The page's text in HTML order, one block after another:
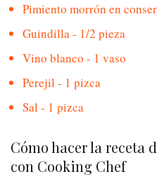
Pimiento morrón en
Guindilla - 1/2 pieza
Vino blanco - 1 vaso
Perejil - 1 pizca
Sal - 1 pizca
Cómo hacer la receta
con Cooking Chef